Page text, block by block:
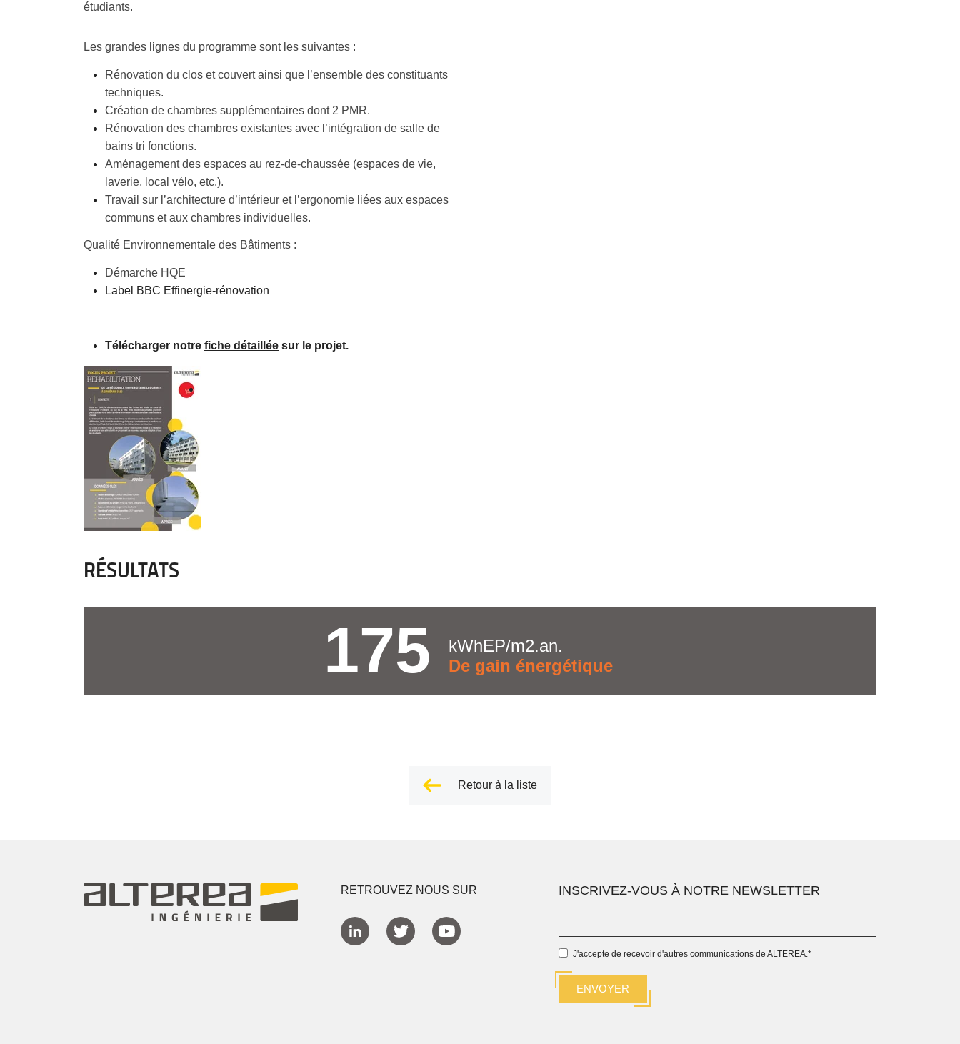
étudiants.
Les grandes lignes du programme sont les suivantes :
Rénovation du clos et couvert ainsi que l’ensemble des constituants
techniques.
Création de chambres supplémentaires dont 2 PMR.
Rénovation des chambres existantes avec l’intégration de salle de
bains tri fonctions.
Aménagement des espaces au rez-de-chaussée (espaces de vie,
laverie, local vélo, etc.).
Travail sur l’architecture d’intérieur et l’ergonomie liées aux espaces
communs et aux chambres individuelles.
Qualité Environnementale des Bâtiments :
Démarche HQE
Label BBC Effinergie-rénovation
Télécharger notre fiche détaillée sur le projet.
RÉSULTATS
175
kWhEP/m2.an.
De gain énergétique
Retour à la liste
RETROUVEZ NOUS SUR INSCRIVEZ-VOUS À NOTRE NEWSLETTER
J'accepte de recevoir d'autres communications de ALTEREA.*